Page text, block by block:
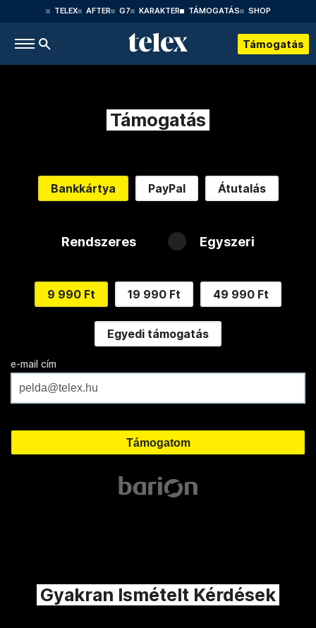
TELEX AFTER G7 KARAKTER TÁMOGATÁS SHOP
Támogatás
Támogatás
Bankkártya PayPal Átutalás
Rendszeres Egyszeri
9 990 Ft 19 990 Ft 49 990 Ft
Egyedi támogatás
e-mail cím
Gyakran Ismételt Kérdések